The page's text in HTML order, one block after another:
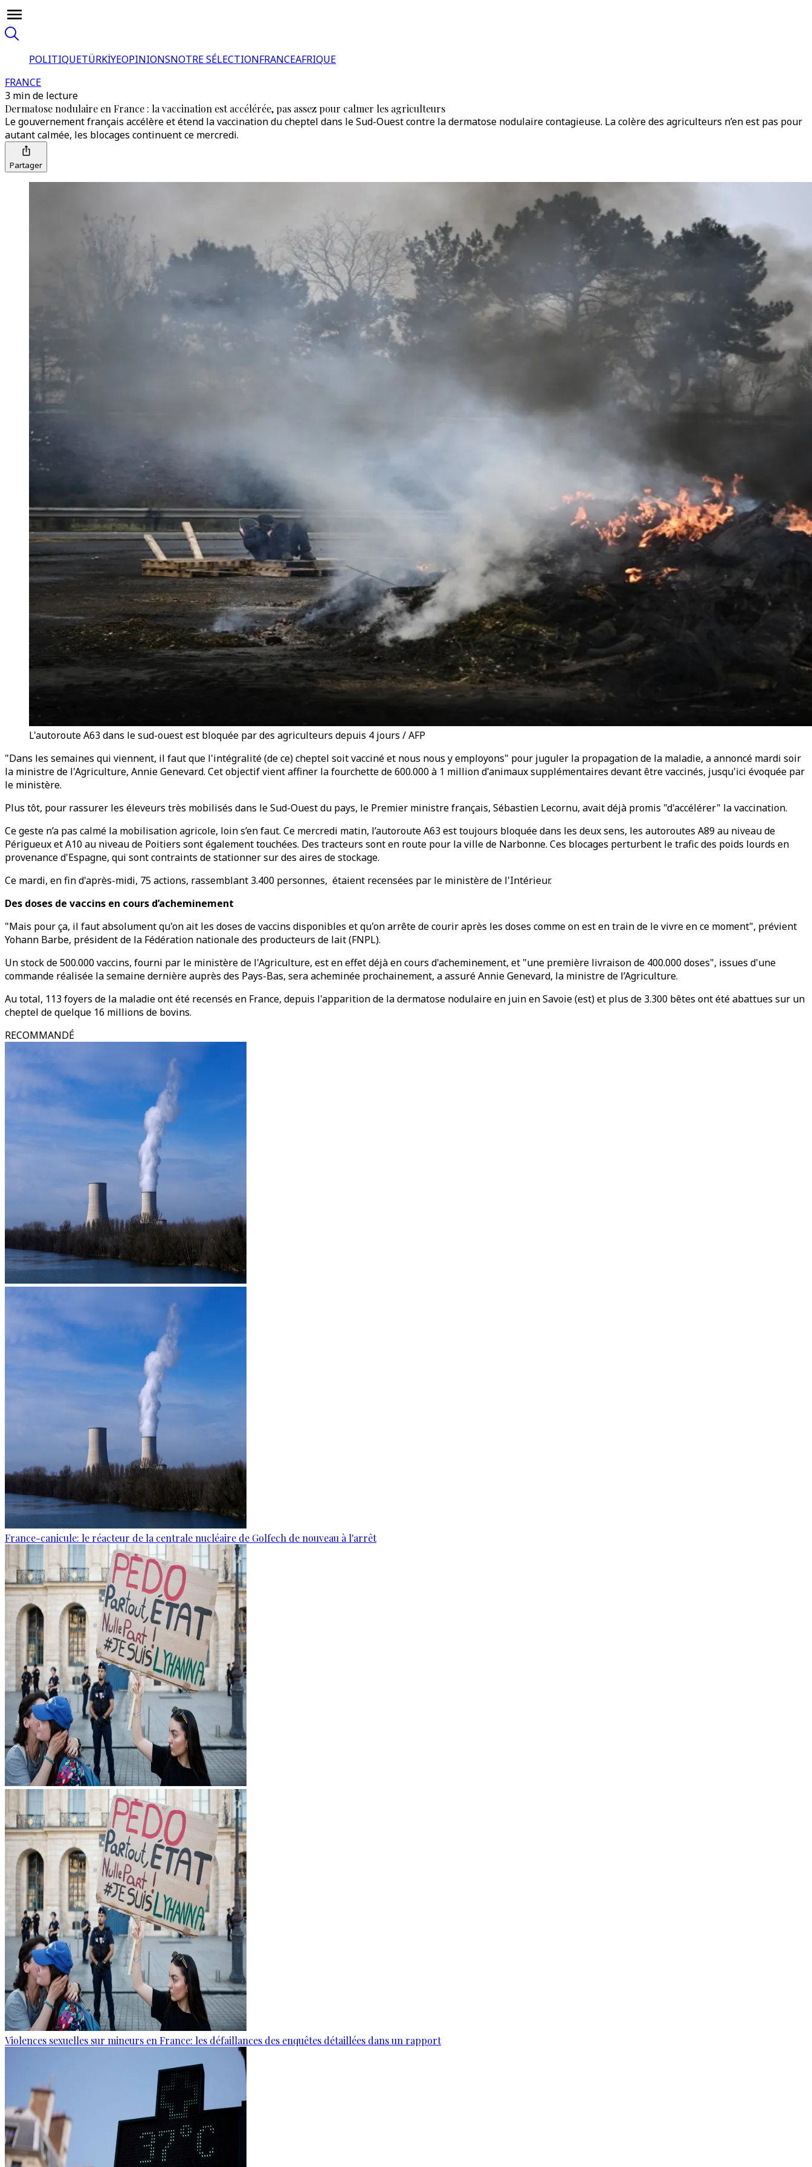
POLITIQUETÜRKİYEOPINIONSNOTRE SÉLECTIONFRANCEAFRIQUE
FRANCE
3 min de lecture
Dermatose nodulaire en France : la vaccination est accélérée, pas assez pour calmer les agriculteurs
Le gouvernement français accélère et étend la vaccination du cheptel dans le Sud-Ouest contre la dermatose nodulaire contagieuse. La colère des agriculteurs n’en est pas pour
autant calmée, les blocages continuent ce mercredi.
Partager
L'autoroute A63 dans le sud-ouest est bloquée par des agriculteurs depuis 4 jours / AFP
"Dans les semaines qui viennent, il faut que l'intégralité (de ce) cheptel soit vacciné et nous nous y employons" pour juguler la propagation de la maladie, a annoncé mardi soir
la ministre de l'Agriculture, Annie Genevard. Cet objectif vient affiner la fourchette de 600.000 à 1 million d'animaux supplémentaires devant être vaccinés, jusqu'ici évoquée par
le ministère.
Plus tôt, pour rassurer les éleveurs très mobilisés dans le Sud-Ouest du pays, le Premier ministre français, Sébastien Lecornu, avait déjà promis "d'accélérer" la vaccination.
Ce geste n’a pas calmé la mobilisation agricole, loin s’en faut. Ce mercredi matin, l’autoroute A63 est toujours bloquée dans les deux sens, les autoroutes A89 au niveau de
Périgueux et A10 au niveau de Poitiers sont également touchées. Des tracteurs sont en route pour la ville de Narbonne. Ces blocages perturbent le trafic des poids lourds en
provenance d'Espagne, qui sont contraints de stationner sur des aires de stockage.
Ce mardi, en fin d'après-midi, 75 actions, rassemblant 3.400 personnes, étaient recensées par le ministère de l'Intérieur.
Des doses de vaccins en cours d’acheminement
"Mais pour ça, il faut absolument qu'on ait les doses de vaccins disponibles et qu'on arrête de courir après les doses comme on est en train de le vivre en ce moment", prévient
Yohann Barbe, président de la Fédération nationale des producteurs de lait (FNPL).
Un stock de 500.000 vaccins, fourni par le ministère de l'Agriculture, est en effet déjà en cours d'acheminement, et "une première livraison de 400.000 doses", issues d'une
commande réalisée la semaine dernière auprès des Pays-Bas, sera acheminée prochainement, a assuré Annie Genevard, la ministre de l’Agriculture.
Au total, 113 foyers de la maladie ont été recensés en France, depuis l'apparition de la dermatose nodulaire en juin en Savoie (est) et plus de 3.300 bêtes ont été abattues sur un
cheptel de quelque 16 millions de bovins.
RECOMMANDÉ
France-canicule: le réacteur de la centrale nucléaire de Golfech de nouveau à l'arrêt
Violences sexuelles sur mineurs en France: les défaillances des enquêtes détaillées dans un rapport